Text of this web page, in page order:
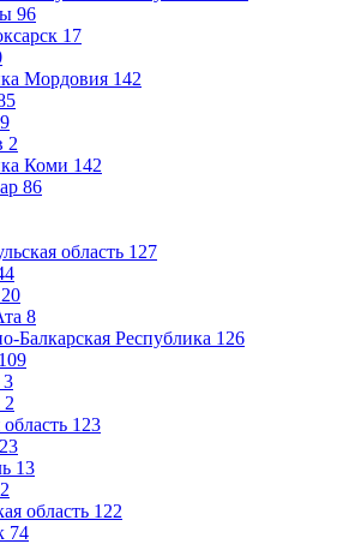
96
17
Мордовия 142
9
2
Коми 142
86
область 127
20
8
Балкарская Республика 126
109
3
2
123
23
13
область 122
74